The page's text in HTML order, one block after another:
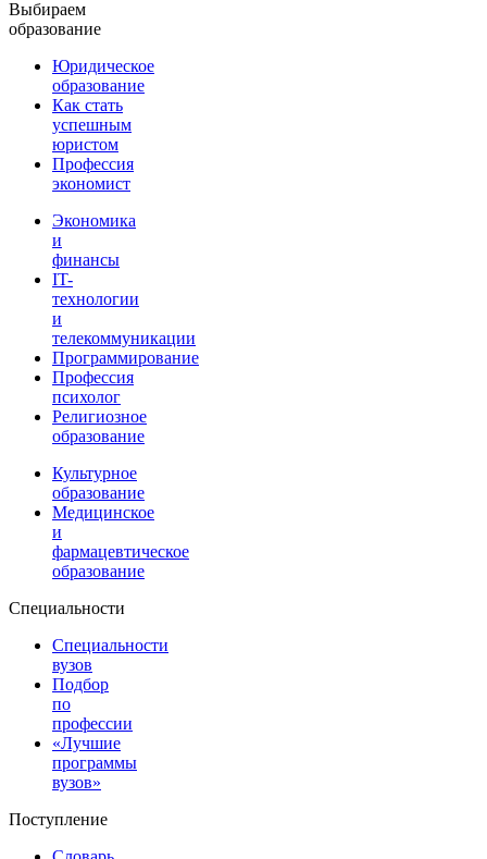
Выбираем
образование
Юридическое
образование
Как стать
успешным
юристом
Профессия
экономист
Экономика
и
финансы
IT-
технологии
и
телекоммуникации
Программирование
Профессия
психолог
Религиозное
образование
Культурное
образование
Медицинское
и
фармацевтическое
образование
Специальности
Специальности
вузов
Подбор
по
профессии
«Лучшие
программы
вузов»
Поступление